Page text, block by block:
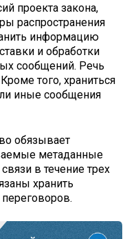
проекта закона,
распространения
информацию
и обработки
сообщений. Речь
того, храниться
иные сообщения
обязывает
метаданные
в течение трех
хранить